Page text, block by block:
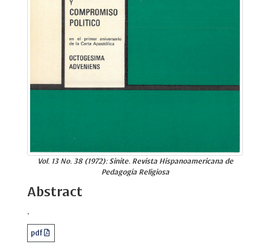
Vol. 13 No. 38 (1972): Sinite. Revista Hispanoamericana de
Pedagogía Religiosa
Abstract
.
pdf